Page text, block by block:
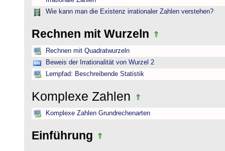
Wie kann man die Existenz irrationaler Zahlen verstehen?
Rechnen mit Wurzeln
Rechnen mit Quadratwurzeln
Beweis der Irrationalität von Wurzel 2
Lernpfad: Beschreibende Statistik
Komplexe Zahlen
Komplexe Zahlen Grundrechenarten
Einführung